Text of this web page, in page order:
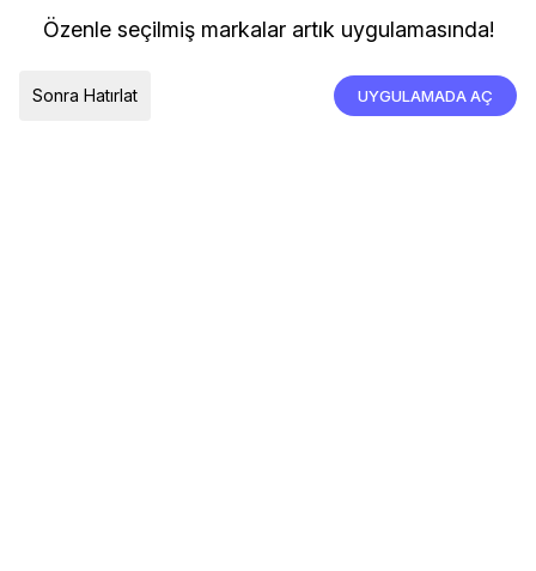
Kargo ve Teslimat
kullanıyoruz.
Özenle seçilmiş markalar artık uygulamasında!
Sonra Hatırlat UYGULAMADA AÇ